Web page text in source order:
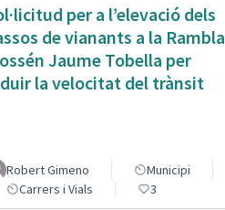
per a l’elevació dels
de vianants a la Rambla
Jaume Tobella per
la velocitat del trànsit
Robert Gimeno
Municipi
Carrers i Vials
3